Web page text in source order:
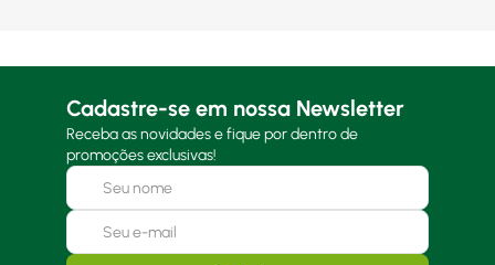
Cadastre-se em nossa Newsletter
Receba as novidades e fique por dentro de
promoções exclusivas!